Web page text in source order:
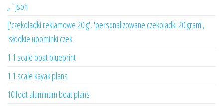
„`json
['czekoladki reklamowe 20 g', 'personalizowane czekoladki 20 gram',
'słodkie upominki czek
1 1 scale boat blueprint
1 1 scale kayak plans
10 foot aluminum boat plans